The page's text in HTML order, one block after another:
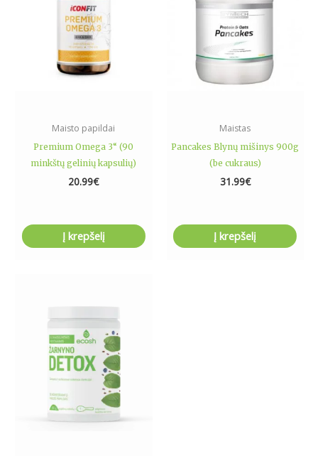
Maisto papildai
Premium Omega 3“ (90
minkštų gelinių kapsulių)
20.99€
Į krepšelį
Maistas
Pancakes Blynų mišinys 900g
(be cukraus)
31.99€
Į krepšelį